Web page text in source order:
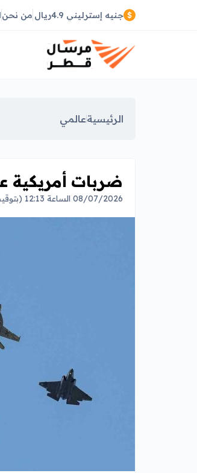
جنيه إسترليني 4.9ريال من نحن
الرئيسيةعالمي
ضربات أمريكية على 80 موقعًا في
08/07/2026 الساعة 12:13 (بتوقيت الدوحة)